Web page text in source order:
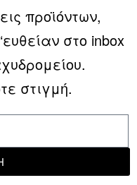
προϊόντων,
στο inbox
στιγμή.